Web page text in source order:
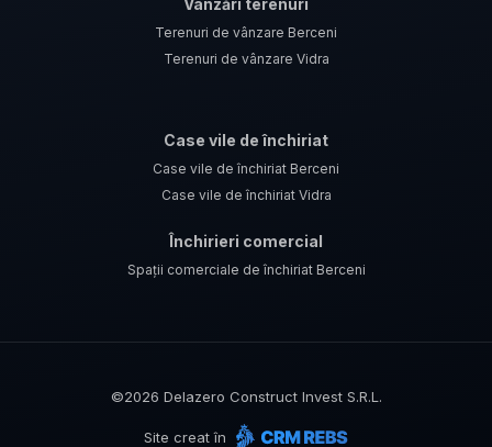
Vânzări terenuri
Terenuri de vânzare Berceni
Terenuri de vânzare Vidra
Case vile de închiriat
Case vile de închiriat Berceni
Case vile de închiriat Vidra
Închirieri comercial
Spații comerciale de închiriat Berceni
©2026 Delazero Construct Invest S.R.L.
Site creat în